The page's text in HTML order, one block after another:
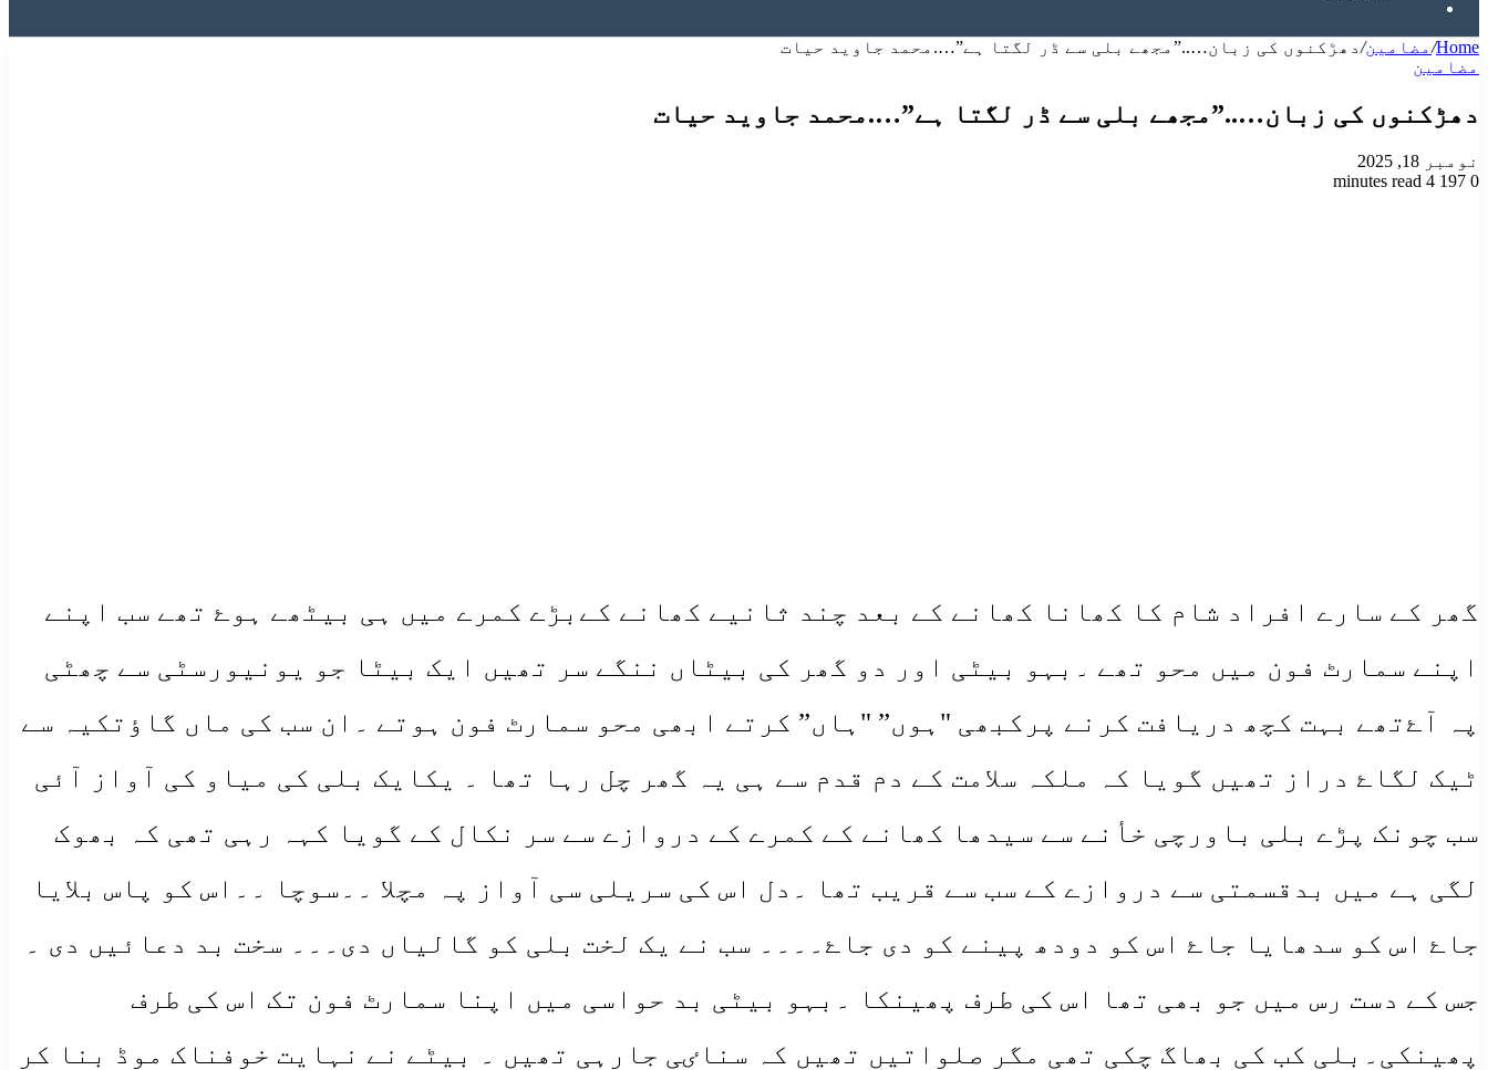
Home
/مضامین/دھڑکنوں کی زبان…..”مجھے بلی سے ڈر لگتا ہے”….محمد جاوید حیات
مضامین
دھڑکنوں کی زبان…..”مجھے بلی سے ڈر لگتا ہے”….محمد جاوید حیات
نومبر 18, 2025
0
4 minutes read
گھر کے سارے افراد شام کا کھانا کھانے کے بعد چند ثانیے کھانے کےبڑے کمرے میں ہی بیٹھے ہوۓ تھے سب اپنے
اپنے سمارٹ فون میں محو تھے ۔بہو بیٹی اور دو گھر کی بیٹاں ننگے سر تھیں ایک بیٹا جو یونیورسٹی سے چھٹی
پہ آۓتھے بہت کچھ دریافت کرنے پرکبھی "ہوں” "ہاں” کرتے ابھی محو سمارٹ فون ہوتے ۔ان سب کی ماں گاٶتکیہ سے
ٹیک لگاۓ دراز تھیں گویا کہ ملکہ سلامت کے دم قدم سے ہی یہ گھر چل رہا تھا ۔ یکایک بلی کی میاو کی آواز آئی
سب چونک پڑے بلی باورچی خأنے سے سیدھا کھانے کے کمرے کے دروازے سے سر نکال کے گویا کہہ رہی تھی کہ بھوک
لگی ہے میں بدقسمتی سے دروازے کے سب سے قریب تھا ۔دل اس کی سریلی سی آواز پہ مچلا ۔۔سوچا ۔۔اس کو پاس بلایا
جاۓ اس کو سدھایا جاۓ اس کو دودھ پینے کو دی جاۓ۔۔۔۔ سب نے یک لخت بلی کو گالیاں دی۔۔۔ سخت بد دعائیں دی ۔
جس کے دست رس میں جو بھی تھا اس کی طرف پھینکا ۔بہو بیٹی بد حواسی میں اپنا سمارٹ فون تک اس کی طرف
پھینکی۔بلی کب کی بھاگ چکی تھی مگر صلواتیں تھیں کہ سناٸی جارہی تھیں ۔ بیٹے نے نہایت خوفناک موڈ بنا کر